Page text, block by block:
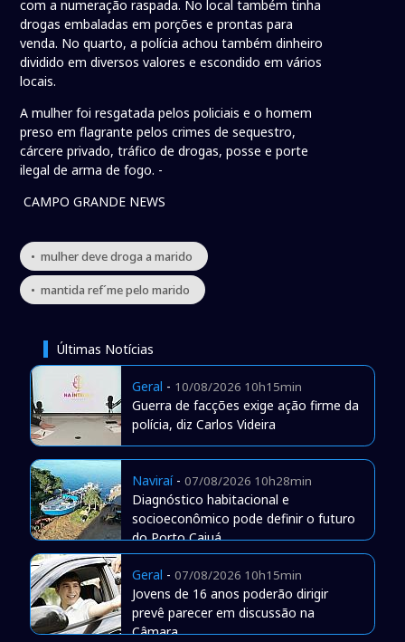
com a numeração raspada. No local também tinha
drogas embaladas em porções e prontas para
venda. No quarto, a polícia achou também dinheiro
dividido em diversos valores e escondido em vários
locais.
A mulher foi resgatada pelos policiais e o homem
preso em flagrante pelos crimes de sequestro,
cárcere privado, tráfico de drogas, posse e porte
ilegal de arma de fogo. -
CAMPO GRANDE NEWS
• mulher deve droga a marido
• mantida ref´me pelo marido
Últimas Notícias
Geral - 10/08/2026 10h15min
Guerra de facções exige ação firme da
polícia, diz Carlos Videira
Naviraí- 07/08/2026 10h28min
Diagnóstico habitacional e
socioeconômico pode definir o futuro
do Porto Caiuá
Geral - 07/08/2026 10h15min
Jovens de 16 anos poderão dirigir
prevê parecer em discussão na
Câmara